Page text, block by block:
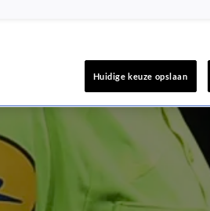
Huidige keuze opslaan